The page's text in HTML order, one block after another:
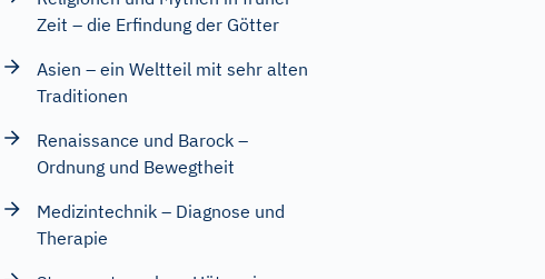
Zeit – die Erfindung der Götter
Asien – ein Weltteil mit sehr alten
Traditionen
Renaissance und Barock –
Ordnung und Bewegtheit
Medizintechnik – Diagnose und
Therapie